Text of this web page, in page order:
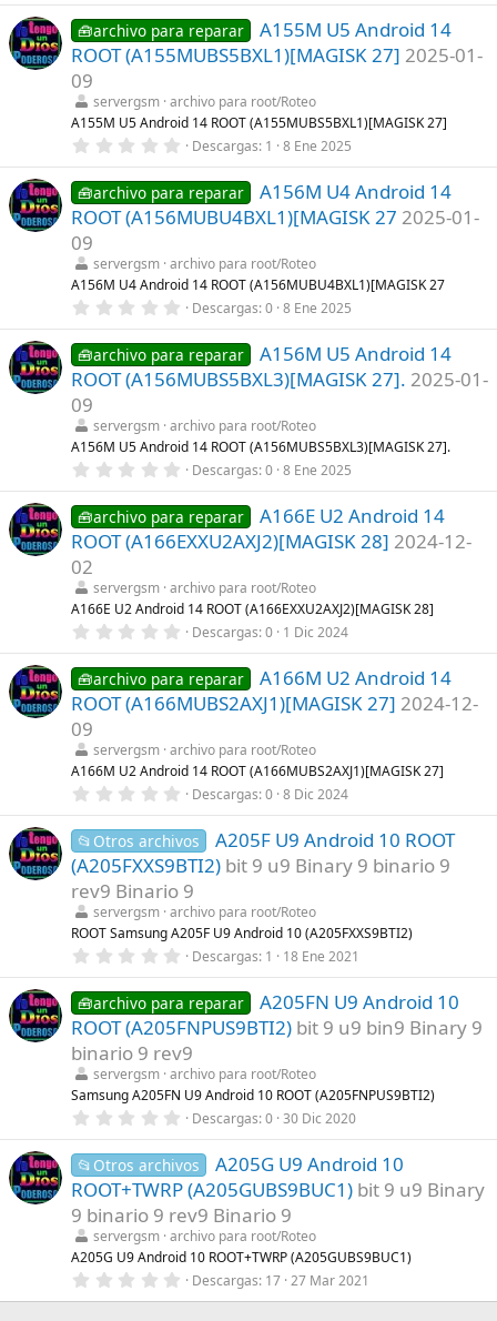
(
s
)
0
0
e
s
e
l
a
(
s
)
🧰archivo para reparar
A155M U5 Android 14
ROOT (A155MUBS5BXL1)[MAGISK 27] 2025-01-
09
servergsm archivo para root/Roteo
A155M U5 Android 14 ROOT (A155MUBS5BXL1)[MAGISK 27]
0
0
0
e
s
e
l
a
(
s
)
Descargas 1 8 Ene 2025
🧰archivo para reparar
A156M U4 Android 14
ROOT (A156MUBU4BXL1)[MAGISK 27 2025-01-
09
servergsm archivo para root/Roteo
A156M U4 Android 14 ROOT (A156MUBU4BXL1)[MAGISK 27
0
0
0
e
s
e
l
a
(
s
)
Descargas 0 8 Ene 2025
🧰archivo para reparar
A156M U5 Android 14
ROOT (A156MUBS5BXL3)[MAGISK 27]. 2025-01-
09
servergsm archivo para root/Roteo
A156M U5 Android 14 ROOT (A156MUBS5BXL3)[MAGISK 27].
0
0
0
e
s
e
l
a
(
s
)
Descargas 0 8 Ene 2025
🧰archivo para reparar
A166E U2 Android 14
ROOT (A166EXXU2AXJ2)[MAGISK 28] 2024-12-
02
servergsm archivo para root/Roteo
A166E U2 Android 14 ROOT (A166EXXU2AXJ2)[MAGISK 28]
0
0
0
e
s
e
l
a
(
s
)
Descargas 0 1 Dic 2024
🧰archivo para reparar
A166M U2 Android 14
ROOT (A166MUBS2AXJ1)[MAGISK 27] 2024-12-
09
servergsm archivo para root/Roteo
A166M U2 Android 14 ROOT (A166MUBS2AXJ1)[MAGISK 27]
0
0
0
e
s
t
r
e
l
a
(
s
)
Descargas 0 8 Dic 2024
📂Otros archivos
A205F U9 Android 10 ROOT
(A205FXXS9BTI2) bit 9 u9 Binary 9 binario 9
rev9 Binario 9
servergsm archivo para root/Roteo
ROOT Samsung A205F U9 Android 10 (A205FXXS9BTI2)
0
0
0
e
s
t
r
e
a
(
s
)
Descargas 1 18 Ene 2021
🧰archivo para reparar
A205FN U9 Android 10
ROOT (A205FNPUS9BTI2) bit 9 u9 bin9 Binary 9
binario 9 rev9
servergsm archivo para root/Roteo
Samsung A205FN U9 Android 10 ROOT (A205FNPUS9BTI2)
0
0
0
e
s
t
r
e
l
a
(
Descargas 0 30 Dic 2020
📂Otros archivos
A205G U9 Android 10
ROOT+TWRP (A205GUBS9BUC1) bit 9 u9 Binary
9 binario 9 rev9 Binario 9
servergsm archivo para root/Roteo
A205G U9 Android 10 ROOT+TWRP (A205GUBS9BUC1)
0
0
Descargas 17 27 Mar 2021